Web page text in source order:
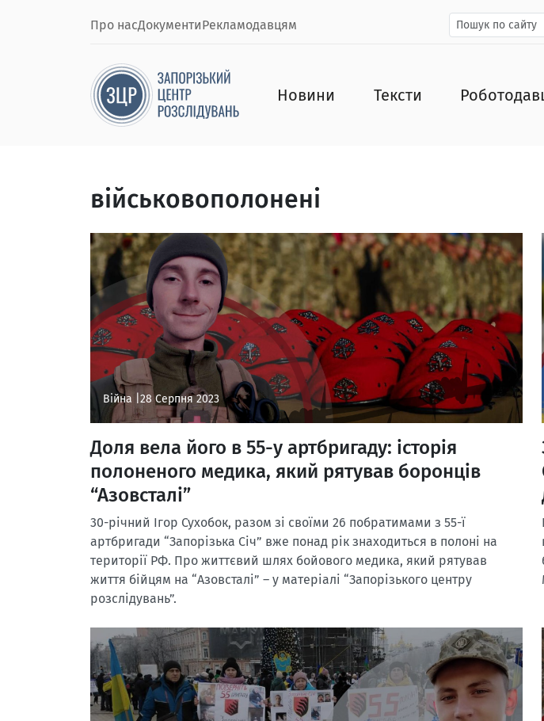
Про насДокументиРекламодавцям
Новини Тексти
військовополонені
Війна | 28 Серпня 2023
Доля вела його в 55-у артбригаду: історія
полоненого медика, який рятував боронців
“Азовсталі”
30-річний Ігор Сухобок, разом зі своїми 26 побратимами з 55-ї
артбригади “Запорізька Січ” вже понад рік знаходиться в полоні на
території РФ. Про життєвий шлях бойового медика, який рятував
життя бійцям на “Азовсталі” – у матеріалі “Запорізького центру
розслідувань”.